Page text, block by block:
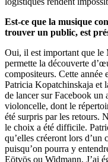
Est-ce que la musique
trouver un public, est
Oui, il est important que le
permette la découverte
compositeurs. Cette année
Patricia Kopatchinskaja et
de lancer sur Facebook un
violoncelle, dont le
été surpris par les retours.
le choix a été difficile.
qu’elles créeront lors d’un
puisqu’on pourra y
Eötvös ou Widmann. J’ai